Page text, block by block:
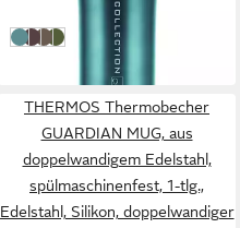
in 2-3 Werktagen bei dir
BlauBraun
Gold
Grün
THERMOS Thermobecher
GUARDIAN MUG, aus
doppelwandigem Edelstahl,
spülmaschinenfest, 1-tlg.,
Edelstahl, Silikon, doppelwandiger